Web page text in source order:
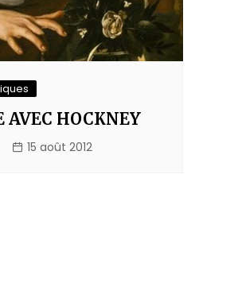
AVEC HOCKNEY
15 août 2012